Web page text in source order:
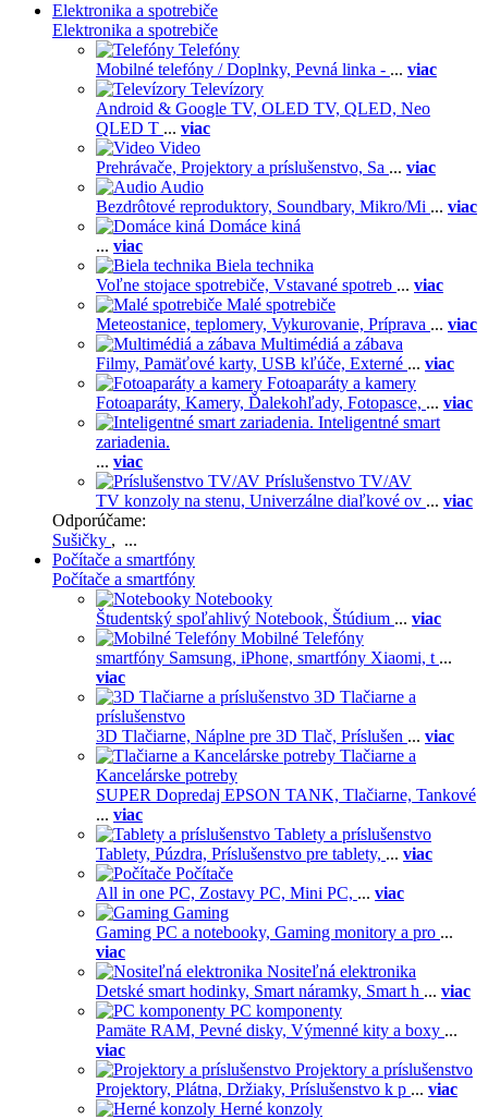
Elektronika a spotrebiče
Elektronika a spotrebiče
Telefóny
Mobilné telefóny / Doplnky, Pevná linka - ... viac
Televízory
Android & Google TV, OLED TV, QLED, Neo
QLED T ... viac
Video
Prehrávače, Projektory a príslušenstvo, Sa ... viac
Audio
Bezdrôtové reproduktory, Soundbary, Mikro/Mi ... viac
Domáce kiná
... viac
Biela technika
Voľne stojace spotrebiče, Vstavané spotreb ... viac
Malé spotrebiče
Meteostanice, teplomery, Vykurovanie, Príprava ... viac
Multimédiá a zábava
Filmy, Pamäťové karty, USB kľúče, Externé ... viac
Fotoaparáty a kamery
Fotoaparáty, Kamery, Ďalekohľady, Fotopasce, ... viac
Inteligentné smart
zariadenia.
... viac
Príslušenstvo TV/AV
TV konzoly na stenu, Univerzálne diaľkové ov ... viac
Odporúčame:
Sušičky , ...
Počítače a smartfóny
Počítače a smartfóny
Notebooky
Študentský spoľahlivý Notebook, Štúdium ... viac
Mobilné Telefóny
smartfóny Samsung, iPhone, smartfóny Xiaomi, t ...
viac
3D Tlačiarne a
príslušenstvo
3D Tlačiarne, Náplne pre 3D Tlač, Príslušen ... viac
Tlačiarne a
Kancelárske potreby
SUPER Dopredaj EPSON TANK, Tlačiarne, Tankové
... viac
Tablety a príslušenstvo
Tablety, Púzdra, Príslušenstvo pre tablety, ... viac
Počítače
All in one PC, Zostavy PC, Mini PC, ... viac
Gaming
Gaming PC a notebooky, Gaming monitory a pro ...
viac
Nositeľná elektronika
Detské smart hodinky, Smart náramky, Smart h ... viac
PC komponenty
Pamäte RAM, Pevné disky, Výmenné kity a boxy ...
viac
Projektory a príslušenstvo
Projektory, Plátna, Držiaky, Príslušenstvo k p ... viac
Herné konzoly